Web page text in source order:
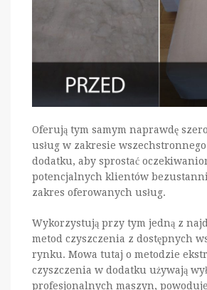
Oferują tym samym naprawdę
usług w zakresie
dodatku, aby sprostać
potencjalnych klientów
zakres oferowanych usług.
Wykorzystują przy tym jedną z
metod czyszczenia z dostępnych
rynku. Mowa tutaj o metodzie
czyszczenia w dodatku używają
profesjonalnych maszyn,